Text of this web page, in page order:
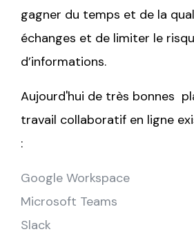
gagner du temps et de la
échanges et de limiter le
d’informations.
Aujourd'hui de très bonnes
travail collaboratif en ligne
:
Google Workspace
Microsoft Teams
Slack